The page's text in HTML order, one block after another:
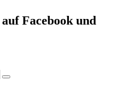
Facebook und
Suchen